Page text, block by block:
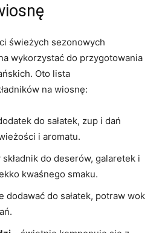
świeżych sezonowych‍
wykorzystać ‌do‍ przygotowania
Oto lista
na⁣ wiosnę:
do sałatek, ​zup i dań‍
⁢i aromatu.
składnik​ do deserów, ⁤galaretek i
kwaśnego smaku.
dodawać do sałatek, potraw wok